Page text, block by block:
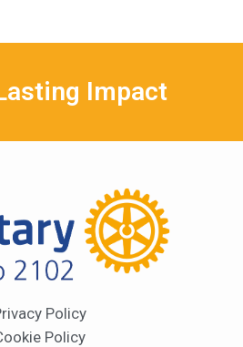
Impact
Policy
Policy